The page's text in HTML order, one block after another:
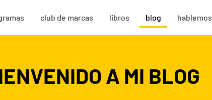
club de marcas libros blog hablemos
A MI BLOG